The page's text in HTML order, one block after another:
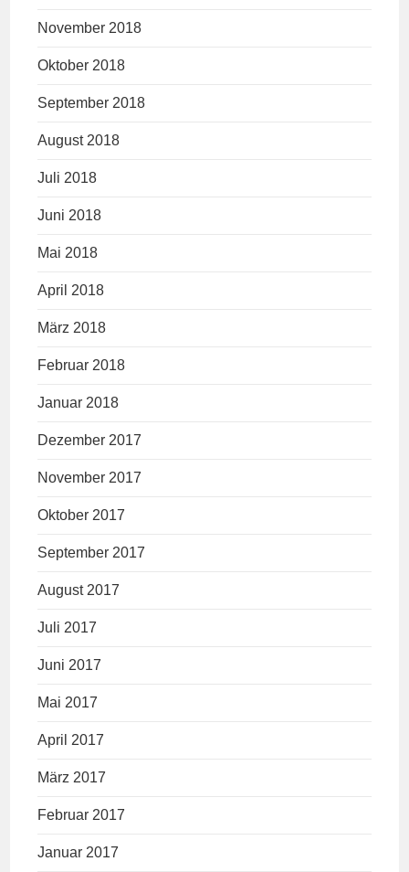
November 2018
Oktober 2018
September 2018
August 2018
Juli 2018
Juni 2018
Mai 2018
April 2018
März 2018
Februar 2018
Januar 2018
Dezember 2017
November 2017
Oktober 2017
September 2017
August 2017
Juli 2017
Juni 2017
Mai 2017
April 2017
März 2017
Februar 2017
Januar 2017